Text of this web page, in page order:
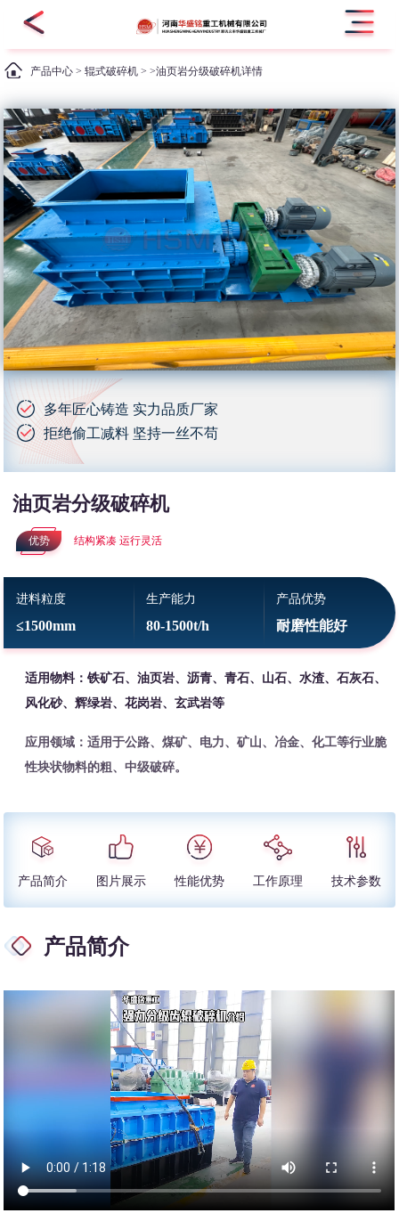
产品中心 >辊式破碎机 > >油页岩分级破碎机详情
多年匠心铸造 实力品质厂家
拒绝偷工减料 坚持一丝不苟
油页岩分级破碎机
优势 结构紧凑 运行灵活
进料粒度
≤1500mm
生产能力
80-1500t/h
产品优势
耐磨性能好
适用物料：铁矿石、油页岩、沥青、青石、山石、水渣、石灰石、
风化砂、辉绿岩、花岗岩、玄武岩等
应用领域：适用于公路、煤矿、电力、矿山、冶金、化工等行业脆
性块状物料的粗、中级破碎。
产品简介 图片展示 性能优势 工作原理 技术参数
产品简介